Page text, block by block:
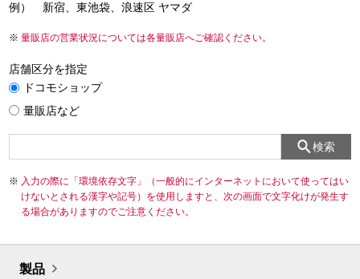
例） 新宿、東池袋、浪速区 ヤマダ
量販店の営業状況については各量販店へご確認ください。
店舗区分を指定
ドコモショップ
量販店など
検索
入力の際に「環境依存文字」（一般的にインターネットにおいて使ってはい
けないとされる漢字や記号）を使用しますと、次の画面で文字化けが発生す
る場合がありますのでご注意ください。
製品